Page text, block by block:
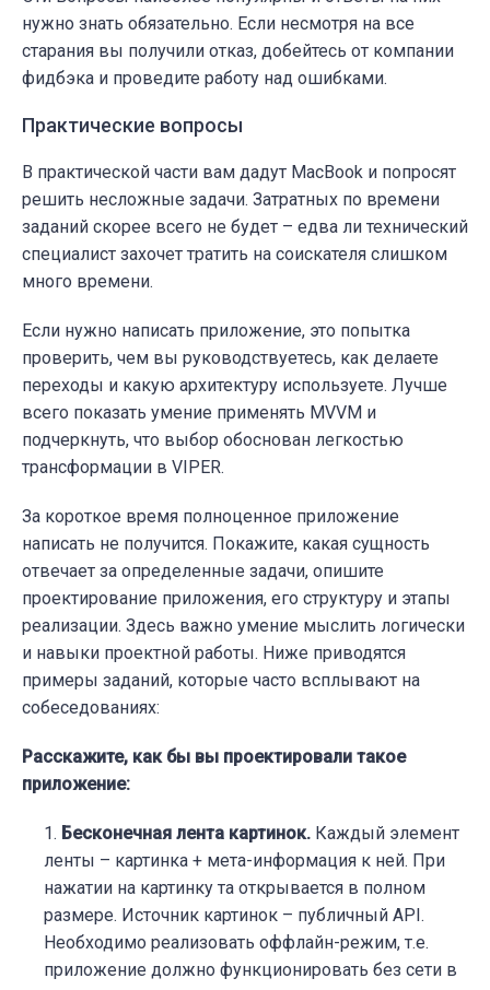
нужно знать обязательно. Если несмотря на все
старания вы получили отказ, добейтесь от компании
фидбэка и проведите работу над ошибками.
Практические вопросы
В практической части вам дадут MacBook и попросят
решить несложные задачи. Затратных по времени
заданий скорее всего не будет – едва ли технический
специалист захочет тратить на соискателя слишком
много времени.
Если нужно написать приложение, это попытка
проверить, чем вы руководствуетесь, как делаете
переходы и какую архитектуру используете. Лучше
всего показать умение применять MVVM и
подчеркнуть, что выбор обоснован легкостью
трансформации в VIPER.
За короткое время полноценное приложение
написать не получится. Покажите, какая сущность
отвечает за определенные задачи, опишите
проектирование приложения, его структуру и этапы
реализации. Здесь важно умение мыслить логически
и навыки проектной работы. Ниже приводятся
примеры заданий, которые часто всплывают на
собеседованиях:
Расскажите, как бы вы проектировали такое
приложение:
Бесконечная лента картинок. Каждый элемент
ленты – картинка + мета-информация к ней. При
нажатии на картинку та открывается в полном
размере. Источник картинок – публичный API.
Необходимо реализовать оффлайн-режим, т.е.
приложение должно функционировать без сети в